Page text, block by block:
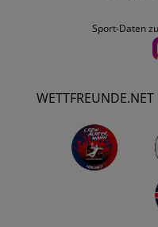
Sport-Daten